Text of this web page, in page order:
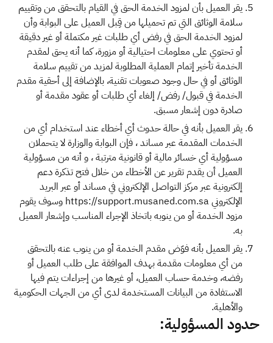
يقر العميل بأن لمزود الخدمة الحق في القيام بالتحقق من وتقييم
سلامة الوثائق التي تم تحميلها من قِبل العميل على البوابة وأن
لمزود الخدمة الحق في رفض أي طلبات غير مكتملة أو غير دقيقة
أو تحتوي على معلومات احتيالية أو مزورة، كما أنه يحق لمقدم
الخدمة تأخير إتمام العملية المطلوبة لمزيد من تقييم سلامة
الوثائق أو في حال وجود صعوبات تقنية، بالإضافة إلى أحقية مقدم
الخدمة في قبول/ رفض/ إلغاء أي طلبات أو عقود مقدمة أو
صادرة دون إشعار مسبق.
يقر العميل بأنه في حالة حدوث أي أخطاء عند استخدام أي من
الخدمات المقدمة عبر مساند ، فإن البوابة والوزارة لا يتحملان
مسؤولية أي خسائر مالية أو قانونية مترتبة ، و أنه من مسؤولية
العميل أن يقدم تقرير عن الأخطاء من خلال فتح تذكرة دعم
إلكترونية عبر مركز التواصل الإلكتروني في مساند أو عبر البريد
الإلكتروني https://support.musaned.com.sa وسوف يقوم
مزود الخدمة أو من ينوبه باتخاذ الإجراء المناسب وإشعار العميل
به.
يقر العميل بأنه فوّض مقدم الخدمة أو من ينوب عنه بالتحقق
من أي معلومات مقدمة بهدف الموافقة على طلب العميل أو
رفضه، وخدمة حساب العميل، أو غيرها من إجراءات يتم فيها
الاستفادة من البيانات المستخدمة لدى أي من الجهات الحكومية
والأهلية.
حدود المسؤولية: